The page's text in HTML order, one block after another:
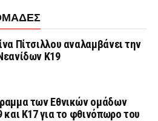
Πίτσιλλου αναλαμβάνει την
Κ19
των Εθνικών ομάδων
και Κ17 για το φθινόπωρο του